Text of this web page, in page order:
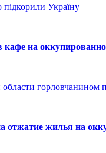
підкорили Україну
кафе на
горловчанином
отжатие жилья на